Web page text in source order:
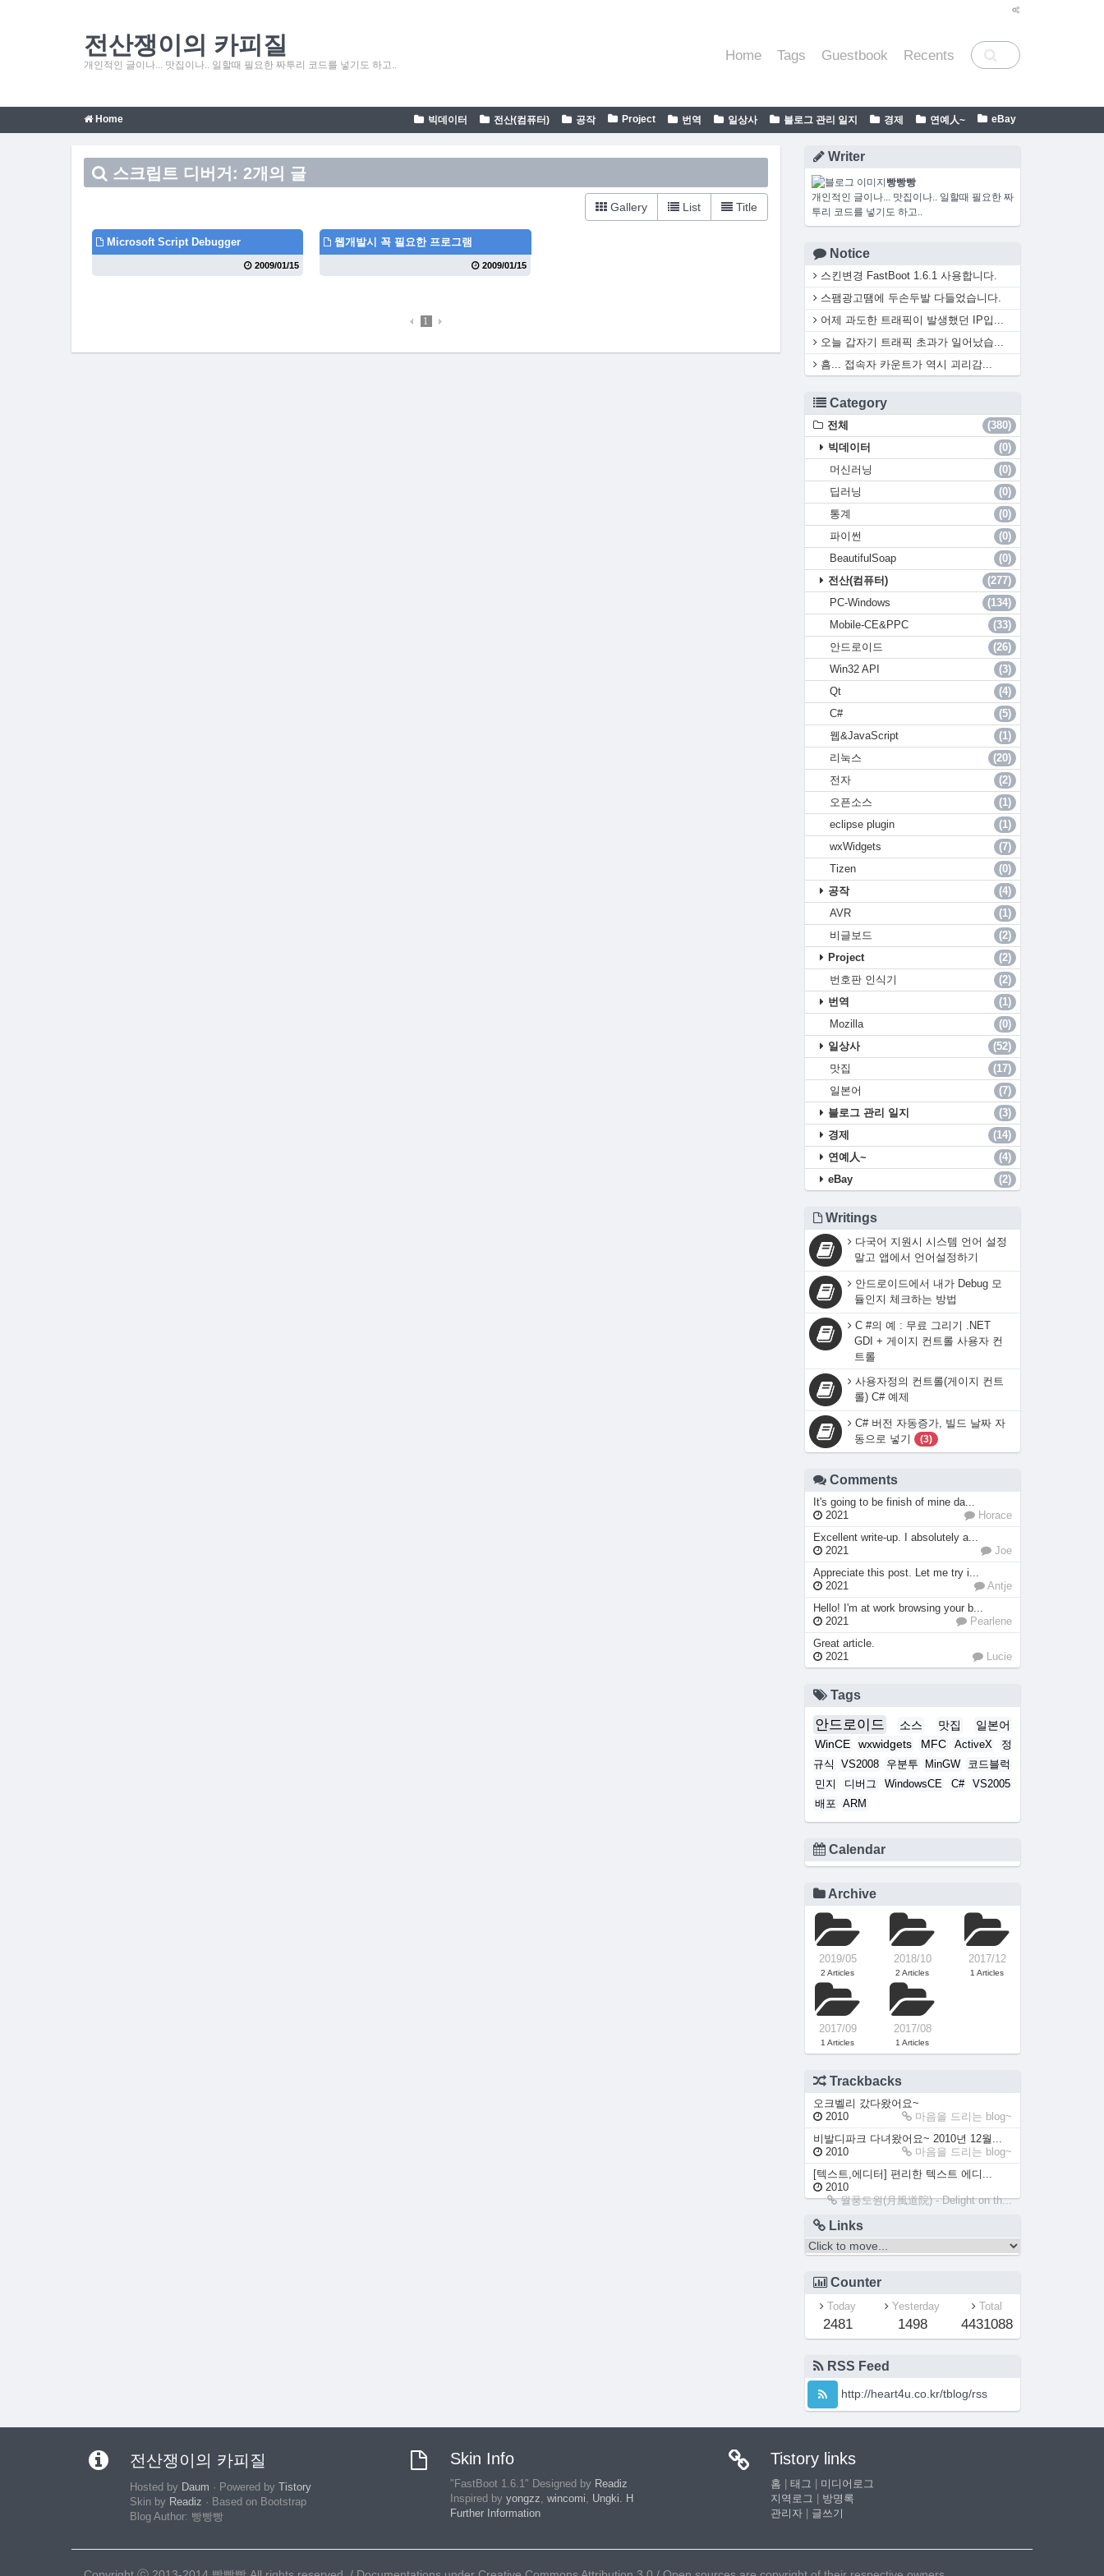
Home Tags Guestbook Recents
전산쟁이의 카피질
개인적인 글이나... 맛집이나.. 일할때 필요한 짜투리 코드를 넣기도 하고..
빅데이터 전산(컴퓨터) 공작 Project 번역 일상사 블로그 관리 일지 경제 연예人~ eBay
Home
스크립트 디버거: 2개의 글
Gallery List Title
Microsoft Script Debugger
2009/01/15
웹개발시 꼭 필요한 프로그램
2009/01/15
1
Writer
빵빵빵
개인적인 글이나... 맛집이나.. 일할때 필요한 짜
투리 코드를 넣기도 하고..
Notice
스킨변경 FastBoot 1.6.1 사용합니다.
스팸광고땜에 두손두발 다들었습니다.
어제 과도한 트래픽이 발생했던 IP입...
오늘 갑자기 트래픽 초과가 일어났습...
흠... 접속자 카운트가 역시 괴리감...
Category
전체
(380)
빅데이터
(0)
머신러닝
(0)
딥러닝
(0)
통계
(0)
파이썬
(0)
BeautifulSoap
(0)
전산(컴퓨터)
(277)
PC-Windows
(134)
Mobile-CE&PPC
(33)
안드로이드
(26)
Win32 API
(3)
Qt
(4)
C#
(5)
웹&JavaScript
(1)
리눅스
(20)
전자
(2)
오픈소스
(1)
eclipse plugin
(1)
wxWidgets
(7)
Tizen
(0)
공작
(4)
AVR
(1)
비글보드
(2)
Project
(2)
번호판 인식기
(2)
번역
(1)
Mozilla
(0)
일상사
(52)
맛집
(17)
일본어
(7)
블로그 관리 일지
(3)
경제
(14)
연예人~
(4)
eBay
(2)
Writings
다국어 지원시 시스템 언어 설정
말고 앱에서 언어설정하기
안드로이드에서 내가 Debug 모
듈인지 체크하는 방법
C #의 예 : 무료 그리기 .NET
GDI + 게이지 컨트롤 사용자 컨
트롤
사용자정의 컨트롤(게이지 컨트
롤) C# 예제
C# 버전 자동증가, 빌드 날짜 자
동으로 넣기
(3)
Comments
It's going to be finish of mine da...
2021
Horace
Excellent write-up. I absolutely a...
2021
Joe
Appreciate this post. Let me try i...
2021
Antje
Hello! I'm at work browsing your b...
2021
Pearlene
Great article.
2021
Lucie
Tags
안드로이드 소스 맛집
일본어
WinCE
wxwidgets MFC ActiveX
정
규식
VS2008 우분투 MinGW
코드블럭
민지
디버그 WindowsCE C#
VS2005
배포
ARM
Calendar
Archive
2019/05
2 Articles
2018/10
2 Articles
2017/12
1 Articles
2017/09
1 Articles
2017/08
1 Articles
Trackbacks
오크벨리 갔다왔어요~
2010
마음을 드리는 blog~
비발디파크 다녀왔어요~ 2010년 12월...
2010
마음을 드리는 blog~
[텍스트,에디터] 편리한 텍스트 에디...
2010
월풍도원(月風道院) - Delight on th...
Links
Counter
Today
2481
Yesterday
1498
Total
4431088
RSS Feed
http://heart4u.co.kr/tblog/rss
전산쟁이의 카피질
Hosted by Daum · Powered by Tistory
Skin by Readiz · Based on Bootstrap
Blog Author: 빵빵빵
Skin Info
"FastBoot 1.6.1" Designed by Readiz
Inspired by yongzz wincomi
Ungki. H
Further Information
Tistory links
홈 태그
미디어로그
지역로그
방명록
관리자
글쓰기